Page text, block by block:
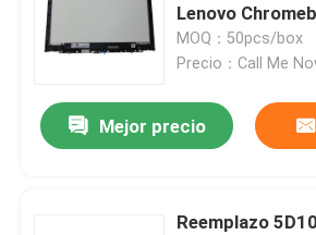
Lenovo
B116XAB01
MOQ：50pcs/box
Precio：Call Me
Mejor precio
Reemplazo